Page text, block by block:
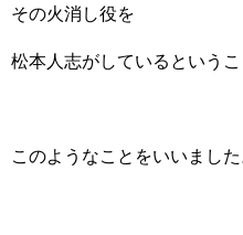
その火消し役を
松本人志がしているというこ
このようなことをいいました